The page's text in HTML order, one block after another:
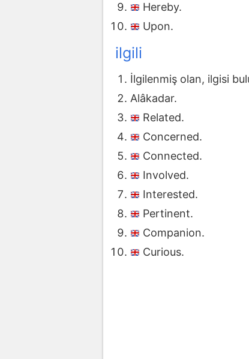
Hereby.
Upon.
ilgili
İlgilenmiş olan, ilgisi
Alâkadar.
Related.
Concerned.
Connected.
Involved.
Interested.
Pertinent.
Companion.
Curious.